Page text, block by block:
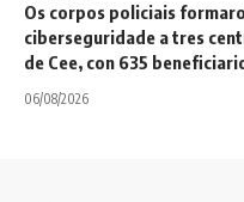
Os corpos policiais
ciberseguridade a tres
de Cee, con 635
06/08/2026